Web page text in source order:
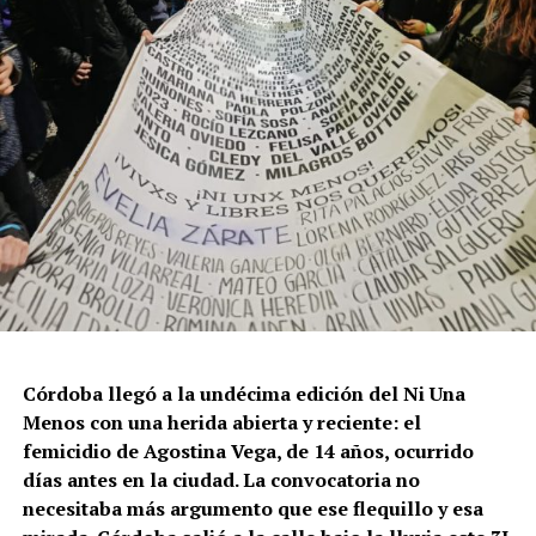
Córdoba llegó a la undécima edición del Ni Una
Menos con una herida abierta y reciente: el
femicidio de Agostina Vega, de 14 años, ocurrido
días antes en la ciudad. La convocatoria no
necesitaba más argumento que ese flequillo y esa